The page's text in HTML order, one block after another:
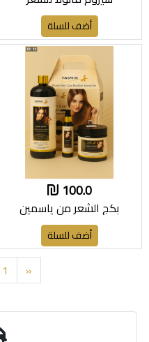
أضف للسلة
100.0
بكج الشعر من ياسمين
أضف للسلة
«
1